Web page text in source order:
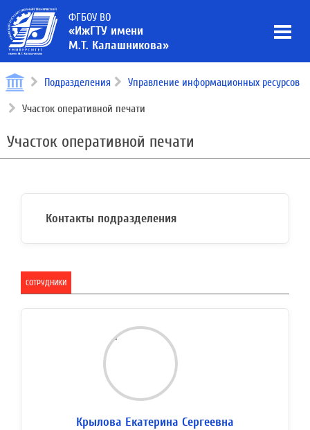
ФГБОУ ВО
«ИжГТУ имени
М.Т. Калашникова»
Подразделения Управление информационных ресурсов
Участок оперативной печати
Участок оперативной печати
Контакты подразделения
СОТРУДНИКИ
Крылова Екатерина Сергеевна